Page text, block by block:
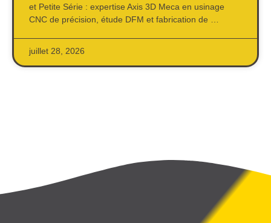
et Petite Série : expertise Axis 3D Meca en usinage
CNC de précision, étude DFM et fabrication de …
juillet 28, 2026